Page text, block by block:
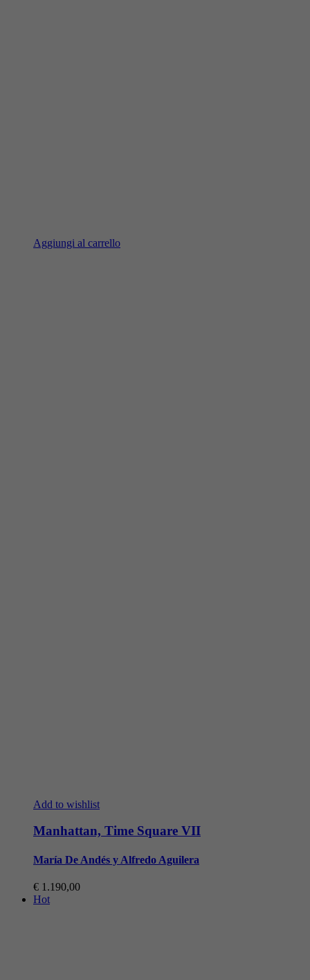
Aggiungi al carrello
Add to wishlist
Manhattan, Time Square VII
María De Andés y Alfredo Aguilera
€ 1.190,00
Hot